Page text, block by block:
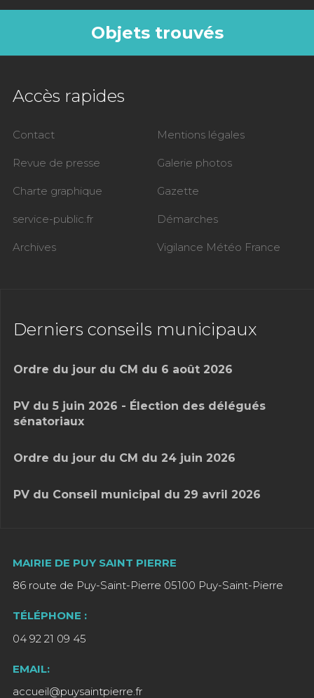
Objets trouvés
Accès rapides
Contact Mentions légales
Revue de presse Galerie photos
Charte graphique Gazette
service-public.fr Démarches
Archives Vigilance Météo France
Derniers conseils municipaux
Ordre du jour du CM du 6 août 2026
PV du 5 juin 2026 - Élection des délégués
sénatoriaux
Ordre du jour du CM du 24 juin 2026
PV du Conseil municipal du 29 avril 2026
MAIRIE DE PUY SAINT PIERRE
86 route de Puy-Saint-Pierre 05100 Puy-Saint-Pierre
TÉLÉPHONE :
04 92 21 09 45
EMAIL:
accueil@puysaintpierre.fr